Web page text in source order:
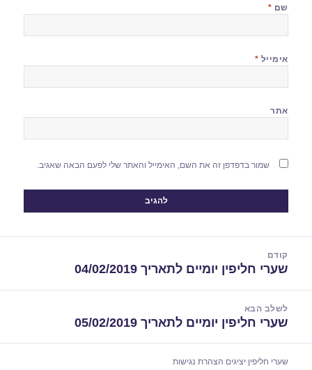
שם *
אימייל *
אתר
שמור בדפדפן זה את השם, האימייל והאתר שלי לפעם הבאה שאגיב.
קודם
הפוסט
שערי חליפין יומיים לתאריך 04/02/2019
לשלב הבא
הפוסט
שערי חליפין יומיים לתאריך 05/02/2019
שערי חליפין יציגים הצהרת נגישות